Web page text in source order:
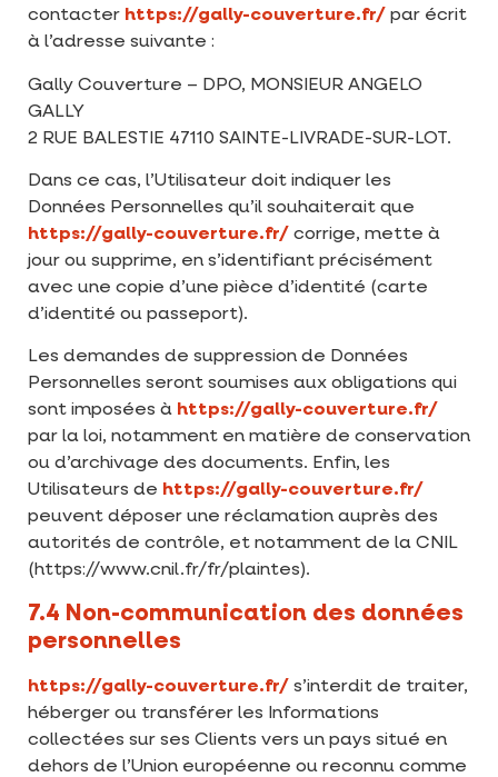
contacter https://gally-couverture.fr/ par écrit
à l’adresse suivante :
Gally Couverture – DPO, MONSIEUR ANGELO
GALLY
2 RUE BALESTIE 47110 SAINTE-LIVRADE-SUR-LOT.
Dans ce cas, l’Utilisateur doit indiquer les
Données Personnelles qu’il souhaiterait que
https://gally-couverture.fr/ corrige, mette à
jour ou supprime, en s’identifiant précisément
avec une copie d’une pièce d’identité (carte
d’identité ou passeport).
Les demandes de suppression de Données
Personnelles seront soumises aux obligations qui
sont imposées à https://gally-couverture.fr/
par la loi, notamment en matière de conservation
ou d’archivage des documents. Enfin, les
Utilisateurs de https://gally-couverture.fr/
peuvent déposer une réclamation auprès des
autorités de contrôle, et notamment de la CNIL
(https://www.cnil.fr/fr/plaintes).
7.4 Non-communication des données
personnelles
https://gally-couverture.fr/ s’interdit de traiter,
héberger ou transférer les Informations
collectées sur ses Clients vers un pays situé en
dehors de l’Union européenne ou reconnu comme